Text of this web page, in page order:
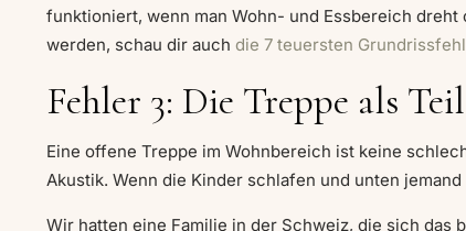
funktioniert, wenn man Wohn- und Essbereich
werden, schau dir auch die 7 teuersten
Fehler 3: Die Treppe als
Eine offene Treppe im Wohnbereich ist keine
Akustik. Wenn die Kinder schlafen und unten
Wir hatten eine Familie in der Schweiz, die sich das